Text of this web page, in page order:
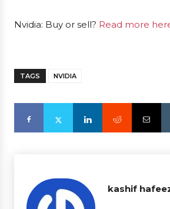
Nvidia: Buy or sell? Read more
TAGS NVIDIA
kashif